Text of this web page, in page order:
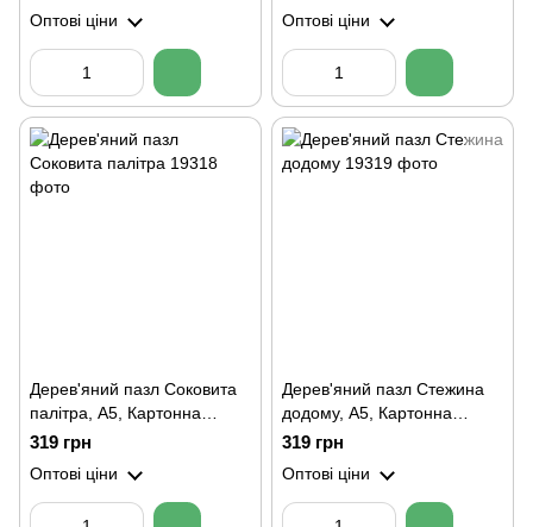
Оптові ціни Оптові ціни
Дерев'яний пазл Соковита
палітра, А5, Картонна
коробка
319 грн
Оптові ціни
Дерев'яний пазл Стежина
додому, А5, Картонна
коробка
319 грн
Оптові ціни